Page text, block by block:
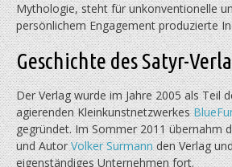
Mythologie, steht für unkonventionelle
persönlichem Engagement produzierte
Geschichte des Satyr-
Der Verlag wurde im Jahre 2005 als Teil
agierenden Kleinkunstnetzwerkes
gegründet. Im Sommer 2011 übernahm
und AutorVolker Surmannden Verlag
eigenständiges Unternehmen fort.